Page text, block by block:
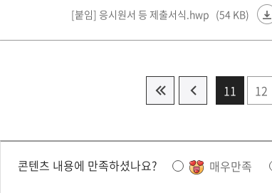
[붙임] 응시원서 등 제출서식.hwp (54 KB)
11 12
콘텐츠 내용에 만족하셨나요? 매우만족